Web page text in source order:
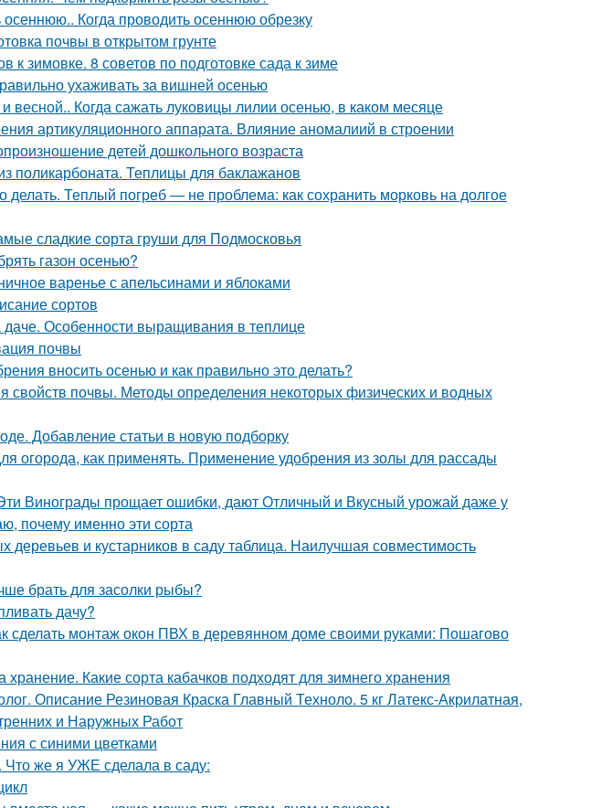
осеннюю.. Когда проводить осеннюю обрезку
почвы в открытом грунте
к зимовке. 8 советов по подготовке сада к зиме
ухаживать за вишней осенью
весной.. Когда сажать луковицы лилии осенью, в каком месяце
артикуляционного аппарата. Влияние аномалиий в строении
детей дошкольного возраста
поликарбоната. Теплицы для баклажанов
делать. Теплый погреб — не проблема: как сохранить морковь на долгое
сладкие сорта груши для Подмосковья
газон осенью?
варенье с апельсинами и яблоками
сортов
Особенности выращивания в теплице
почвы
вносить осенью и как правильно это делать?
свойств почвы. Методы определения некоторых физических и водных
Добавление статьи в новую подборку
огорода, как применять. Применение удобрения из золы для рассады
Винограды прощает ошибки, дают Отличный и Вкусный урожай даже у
почему именно эти сорта
деревьев и кустарников в саду таблица. Наилучшая совместимость
брать для засолки рыбы?
дачу?
сделать монтаж окон ПВХ в деревянном доме своими руками: Пошагово
хранение. Какие сорта кабачков подходят для зимнего хранения
Описание Резиновая Краска Главный Техноло. 5 кг Латекс-Акрилатная,
и Наружных Работ
с синими цветками
Что же я УЖЕ сделала в саду: